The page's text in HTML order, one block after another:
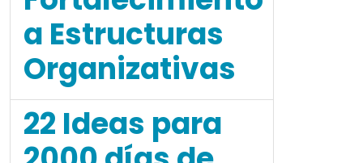
a Estructuras
Organizativas
22 Ideas para